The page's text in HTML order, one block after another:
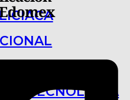
Y TECNOLOGÍA